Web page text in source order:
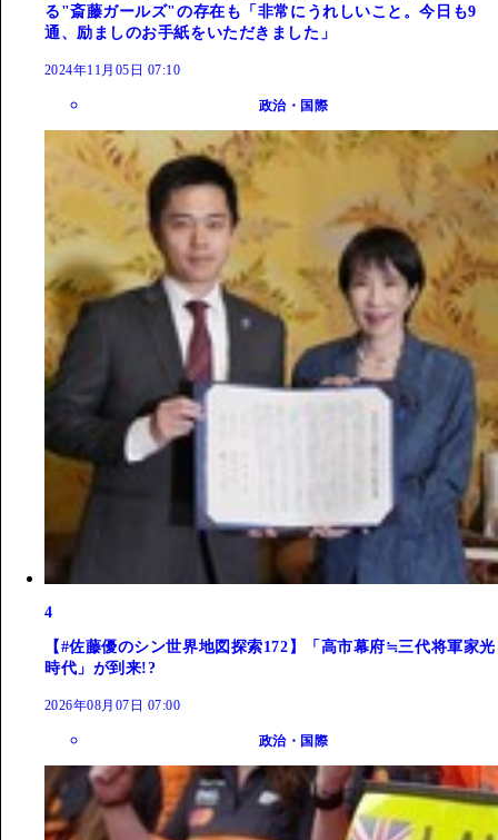
る"斎藤ガールズ"の存在も「非常にうれしいこと。今日も9
通、励ましのお手紙をいただきました」
2024年11月05日 07:10
政治・国際
4
【#佐藤優のシン世界地図探索172】「高市幕府≒三代将軍家光
時代」が到来!?
2026年08月07日 07:00
政治・国際